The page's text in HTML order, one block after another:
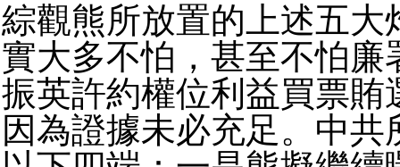
綜觀熊所放置的上述五大
實大多不怕，甚至不怕廉
振英許約權位利益買票賄
因為證據未必充足。中共